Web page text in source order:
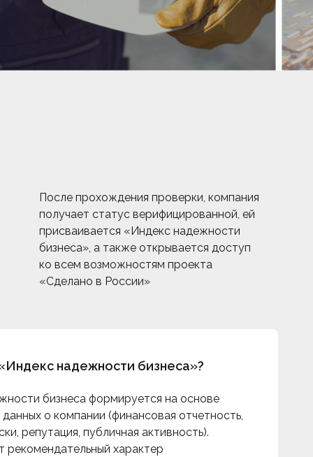
После прохождения проверки, компания
получает статус верифицированной, ей
присваивается «Индекс надежности
бизнеса», а также открывается доступ
ко всем возможностям проекта
«Сделано в России»
надежности бизнеса»?
бизнеса формируется на основе
о компании (финансовая отчетность,
репутация, публичная активность).
рекомендательный характер